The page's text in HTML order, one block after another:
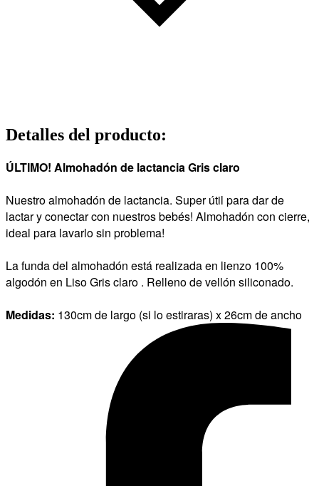
Detalles del producto:
ÚLTIMO! Almohadón de lactancia Gris claro
Nuestro almohadón de lactancia. Super útil para dar de
lactar y conectar con nuestros bebés! Almohadón con cierre,
ideal para lavarlo sin problema!
La funda del almohadón está realizada en lienzo 100%
algodón en Liso Gris claro . Relleno de vellón siliconado.
Medidas: 130cm de largo (si lo estiraras) x 26cm de ancho